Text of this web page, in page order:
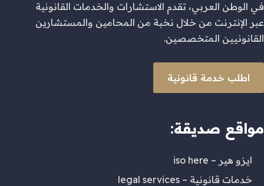
في الوطن العربي، تقدم الاستشارات والخدمات القانونية
عبر الإنترنت من خلال نخبة من المحامين والمستشارين
القانونيين المتخصصين.
اطلب خدمة قانونية
مواقع صديقة:
ايزو هير – iso here
خدمات قانونية – legal services